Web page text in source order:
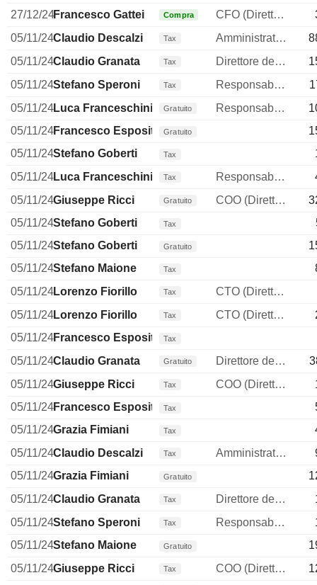
27/12/24Francesco Gattei Compra CFO (Direttore finanziario)
05/11/24Claudio Descalzi Tax Amministratore delegato
05/11/24Claudio Granata Tax Direttore delle risorse umane
05/11/24Stefano Speroni Tax Responsabile affari legali
05/11/24Luca Franceschini Gratuito Responsabile Compliance
05/11/24Francesco Esposito Gratuito
05/11/24Stefano Goberti Tax
05/11/24Luca Franceschini Tax Responsabile Compliance
05/11/24Giuseppe Ricci Gratuito COO (Direttore operativo)
05/11/24Stefano Goberti Tax
05/11/24Stefano Goberti Gratuito
05/11/24Stefano Maione Tax
05/11/24Lorenzo Fiorillo Tax
CTO (Direttore tecnico)
05/11/24Lorenzo Fiorillo Tax CTO (Direttore tecnico)
05/11/24Francesco Esposito Tax
05/11/24Claudio Granata Gratuito Direttore delle risorse umane
05/11/24Giuseppe Ricci Tax COO (Direttore operativo)
05/11/24Francesco Esposito Tax
05/11/24Grazia Fimiani Tax
05/11/24Claudio Descalzi Tax Amministratore delegato
05/11/24Grazia Fimiani Gratuito
05/11/24Claudio Granata Tax Direttore delle risorse umane
05/11/24Stefano Speroni Tax Responsabile affari legali
05/11/24Stefano Maione Gratuito
05/11/24Giuseppe Ricci Tax COO (Direttore operativo)